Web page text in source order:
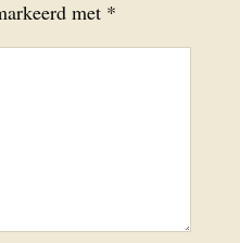
met *